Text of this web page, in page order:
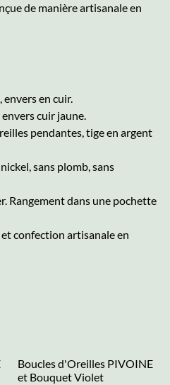
de manière artisanale en
envers en cuir.
cuir jaune.
pendantes, tige en argent
sans plomb, sans
Rangement dans une pochette
confection artisanale en
Boucles d'Oreilles PIVOINE
et Bouquet Violet